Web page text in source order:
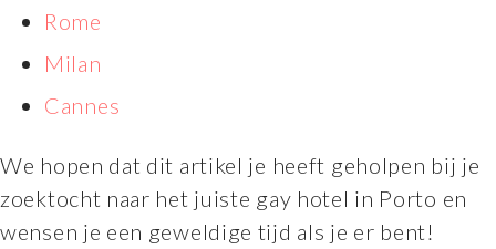
Rome
Milan
Cannes
We hopen dat dit artikel je heeft geholpen bij je
zoektocht naar het juiste gay hotel in Porto en
wensen je een geweldige tijd als je er bent!